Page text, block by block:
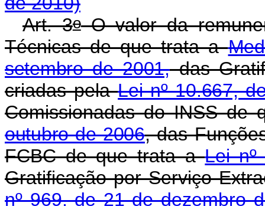
Art. 3oO valor da
Técnicas de que trata a
setembro de 2001,das
criadas pelaLei nº 10.667,
Comissionadas do INSS
outubro de 2006, das
FCBC de que trata aLei
Gratificação por Serviço
nº 969, de 21 de dezembro